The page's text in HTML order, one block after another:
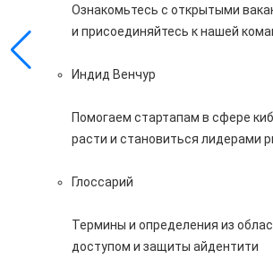
Ознакомьтесь с открытыми
и присоединяйтесь к нашей
Индид Венчур
Помогаем стартапам в сфере
расти и становиться лидерами
Глоссарий
Термины и определения из
доступом и защиты айдентити